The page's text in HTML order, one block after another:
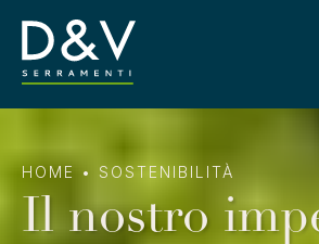
HOME • SOSTENIBILITÀ
Il nostro